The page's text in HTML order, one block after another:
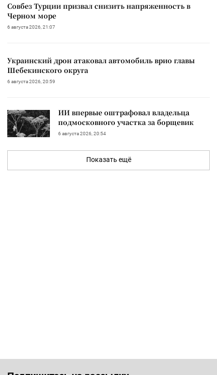
Совбез Турции призвал снизить напряженность в
Черном море
6 августа 2026, 21:07
Украинский дрон атаковал автомобиль врио главы
Шебекинского округа
6 августа 2026, 20:59
ИИ впервые оштрафовал владельца
подмосковного участка за борщевик
6 августа 2026, 20:54
Показать ещё